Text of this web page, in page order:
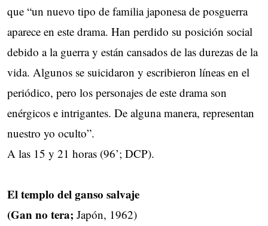
que “un nuevo tipo de familia japonesa de posguerra
aparece en este drama. Han perdido su posición social
debido a la guerra y están cansados ​​de las durezas de la
vida. Algunos se suicidaron y escribieron líneas en el
periódico, pero los personajes de este drama son
enérgicos e intrigantes. De alguna manera, representan
nuestro yo oculto”.
A las 15 y 21 horas (96’; DCP).
El templo del ganso salvaje
(Gan no tera; Japón, 1962)